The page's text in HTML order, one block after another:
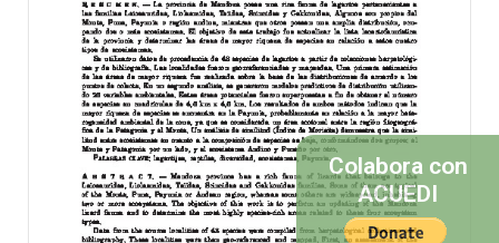
Colabora con
ACUEDI